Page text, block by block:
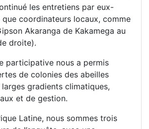
les entretiens par eux-
que coordinateurs locaux, comme
Akaranga de Kakamega au
droite).
participative nous a permis
de colonies des abeilles
gradients climatiques,
et de gestion.
Latine, nous sommes trois